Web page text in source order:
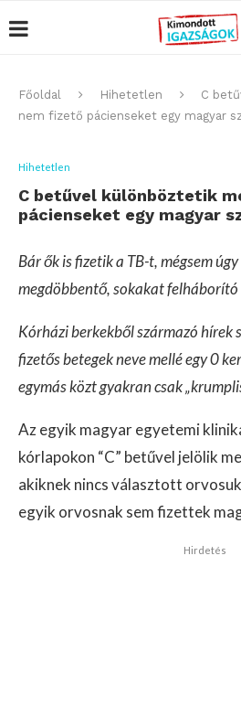
Főoldal Hihetetlen
C
nem fizető pácienseket egy magyar
Hihetetlen
C betűvel különböztetik
pácienseket egy magyar
Bár ők is fizetik a TB-t, mégsem
megdöbbentő, sokakat
Kórházi berkekből származó hírek
fizetős betegek neve mellé egy 0
egymás közt gyakran csak
Az egyik magyar egyetemi
kórlapokon “C” betűvel jelölik
akiknek nincs választott
egyik orvosnak sem fizettek
Hirdetés